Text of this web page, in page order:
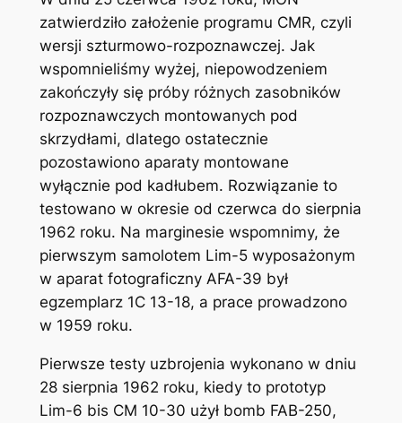
zatwierdziło założenie programu CMR, czyli
wersji szturmowo-rozpoznawczej. Jak
wspomnieliśmy wyżej, niepowodzeniem
zakończyły się próby różnych zasobników
rozpoznawczych montowanych pod
skrzydłami, dlatego ostatecznie
pozostawiono aparaty montowane
wyłącznie pod kadłubem. Rozwiązanie to
testowano w okresie od czerwca do sierpnia
1962 roku. Na marginesie wspomnimy, że
pierwszym samolotem Lim-5 wyposażonym
w aparat fotograficzny AFA-39 był
egzemplarz 1C 13-18, a prace prowadzono
w 1959 roku.
Pierwsze testy uzbrojenia wykonano w dniu
28 sierpnia 1962 roku, kiedy to prototyp
Lim-6 bis CM 10-30 użył bomb FAB-250,